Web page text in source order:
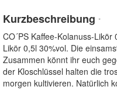
Kurzbeschreibung *
CO´PS Kaffee-Kolanuss-Likör
Likör 0,5l 30%vol. Die
Zusammen könnt ihr euch
der Kloschlüssel halten die
morgen kultivieren. Natürlich